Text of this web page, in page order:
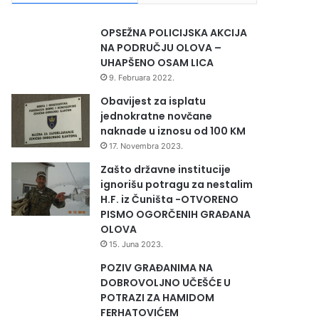
OPSEŽNA POLICIJSKA AKCIJA
NA PODRUČJU OLOVA –
UHAPŠENO OSAM LICA
9. Februara 2022.
Obavijest za isplatu
jednokratne novčane
naknade u iznosu od 100 KM
17. Novembra 2023.
Zašto državne institucije
ignorišu potragu za nestalim
H.F. iz Čuništa -OTVORENO
PISMO OGORČENIH GRAĐANA
OLOVA
15. Juna 2023.
POZIV GRAĐANIMA NA
DOBROVOLJNO UČEŠĆE U
POTRAZI ZA HAMIDOM
FERHATOVIĆEM